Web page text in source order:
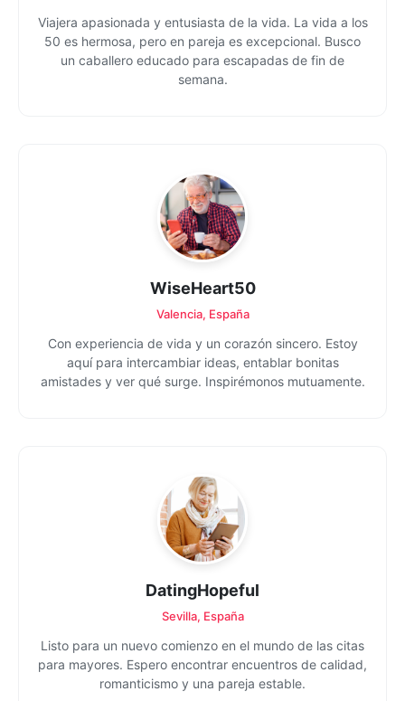
Viajera apasionada y entusiasta de la vida. La vida a los
50 es hermosa, pero en pareja es excepcional. Busco
un caballero educado para escapadas de fin de
semana.
WiseHeart50
Valencia, España
Con experiencia de vida y un corazón sincero. Estoy
aquí para intercambiar ideas, entablar bonitas
amistades y ver qué surge. Inspirémonos mutuamente.
DatingHopeful
Sevilla, España
Listo para un nuevo comienzo en el mundo de las citas
para mayores. Espero encontrar encuentros de calidad,
romanticismo y una pareja estable.